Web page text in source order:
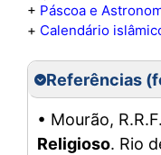
+ Páscoa e
+ Calendário
Referências
• Mourão, R.R.F.
Religioso. Rio